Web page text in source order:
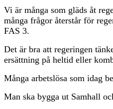
Vi är många som gläds åt
många frågor återstår för
FAS 3.
Det är bra att regeringen
ersättning på heltid eller
Många arbetslösa som idag
Man ska bygga ut Samhall